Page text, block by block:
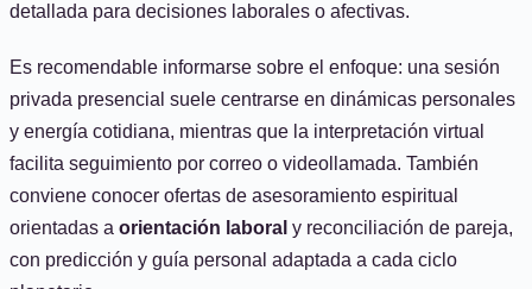
detallada para decisiones laborales o afectivas.
Es recomendable informarse sobre el enfoque: una sesión
privada presencial suele centrarse en dinámicas personales
y energía cotidiana, mientras que la interpretación virtual
facilita seguimiento por correo o videollamada. También
conviene conocer ofertas de asesoramiento espiritual
orientadas a orientación laboral y reconciliación de pareja,
con predicción y guía personal adaptada a cada ciclo